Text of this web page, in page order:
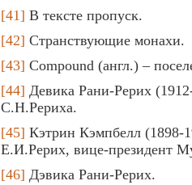
[41] В тексте пропуск.
[42] Странствующие монахи.
[43] Compound (англ.) –
[44] Девика Рани-Рерих
С.Н.Рериха.
[45] Кэтрин Кэмпбелл (1898-
Е.И.Рерих, вице-президент
[46] Дэвика Рани-Рерих.